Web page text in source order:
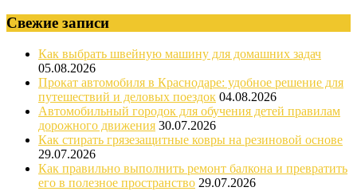
Свежие записи
Как выбрать швейную машину для домашних задач
05.08.2026
Прокат автомобиля в Краснодаре: удобное решение для
путешествий и деловых поездок 04.08.2026
Автомобильный городок для обучения детей правилам
дорожного движения 30.07.2026
Как стирать грязезащитные ковры на резиновой основе
29.07.2026
Как правильно выполнить ремонт балкона и превратить
его в полезное пространство 29.07.2026